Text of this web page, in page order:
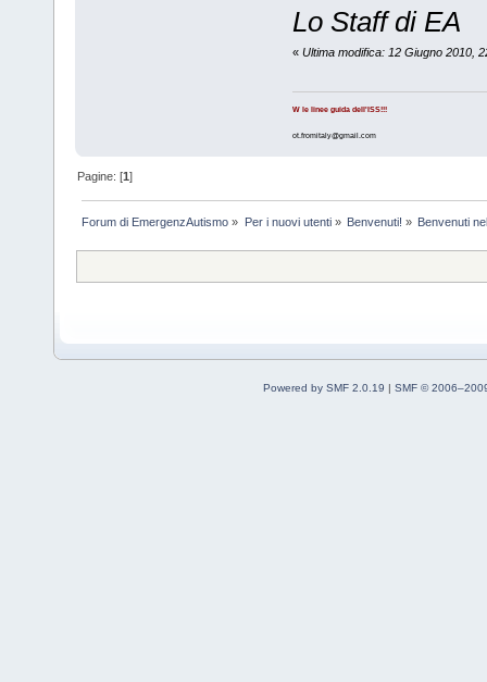
Lo Staff di EA
« Ultima modifica: 12 Giugno 2010,
W le linee guida dell'ISS!!!
ot.fromitaly@gmail.com
Pagine: [1]
Forum di EmergenzAutismo » Per i nuovi utenti» Benvenuti! » Benvenuti
Powered by SMF 2.0.19 | SMF ©